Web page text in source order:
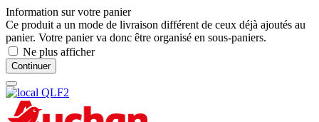
Information sur votre panier
Ce produit a un mode de livraison différent de ceux déjà ajoutés au
panier. Votre panier va donc être organisé en sous-paniers.
Ne plus afficher
Continuer